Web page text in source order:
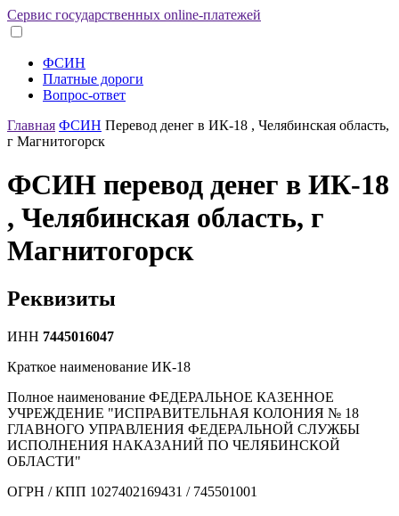
Сервис государственных online-платежей
ФСИН
Платные дороги
Вопрос-ответ
Главная ФСИН Перевод денег в ИК-18 , Челябинская область,
г Магнитогорск
ФСИН перевод денег в ИК-18
, Челябинская область, г
Магнитогорск
Реквизиты
ИНН 7445016047
Краткое наименование ИК-18
Полное наименование ФЕДЕРАЛЬНОЕ КАЗЕННОЕ
УЧРЕЖДЕНИЕ "ИСПРАВИТЕЛЬНАЯ КОЛОНИЯ № 18
ГЛАВНОГО УПРАВЛЕНИЯ ФЕДЕРАЛЬНОЙ СЛУЖБЫ
ИСПОЛНЕНИЯ НАКАЗАНИЙ ПО ЧЕЛЯБИНСКОЙ
ОБЛАСТИ"
ОГРН / КПП 1027402169431 / 745501001